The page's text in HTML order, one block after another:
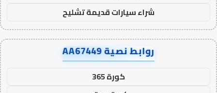
شراء سيارات قديمة تشليح
روابط نصية AA67449
كورة 365